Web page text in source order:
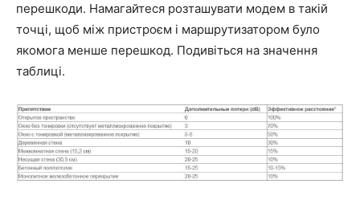
перешкоди. Намагайтеся розташувати модем в такій
точці, щоб між пристроєм і маршрутизатором було
якомога менше перешкод. Подивіться на значення
таблиці.